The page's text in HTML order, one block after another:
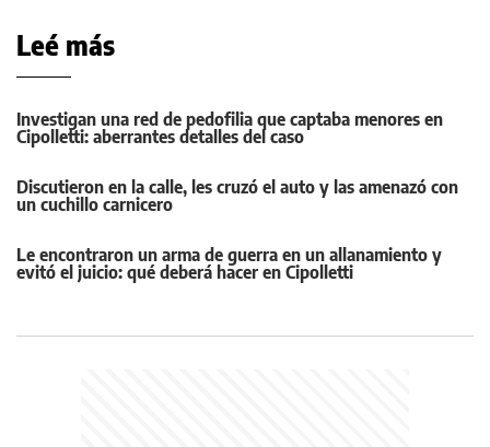
Leé más
Investigan una red de pedofilia que captaba menores en
Cipolletti: aberrantes detalles del caso
Discutieron en la calle, les cruzó el auto y las amenazó con
un cuchillo carnicero
Le encontraron un arma de guerra en un allanamiento y
evitó el juicio: qué deberá hacer en Cipolletti